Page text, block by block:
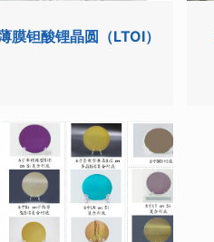
膜钽酸锂晶圆（LTOI）